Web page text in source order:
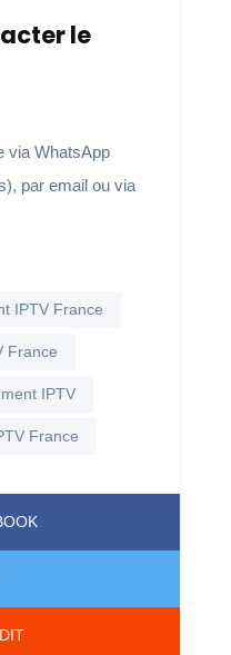
le
via WhatsApp
par email ou via
IPTV France
France
IPTV
France